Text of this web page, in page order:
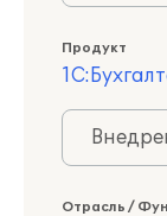
Продукт
Отрасль /